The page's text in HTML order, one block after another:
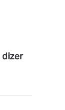
dizer